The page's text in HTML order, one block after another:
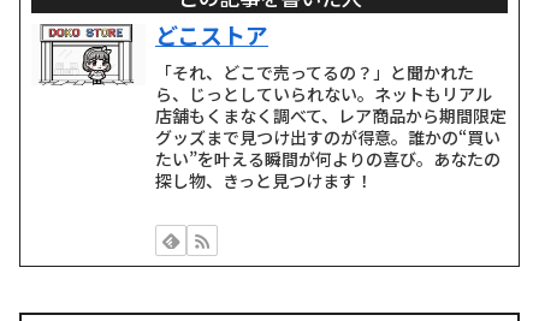
どこストア
「それ、どこで売ってるの？」と聞かれた
ら、じっとしていられない。ネットもリアル
店舗もくまなく調べて、レア商品から期間限定
グッズまで見つけ出すのが得意。誰かの“買い
たい”を叶える瞬間が何よりの喜び。あなたの
探し物、きっと見つけます！